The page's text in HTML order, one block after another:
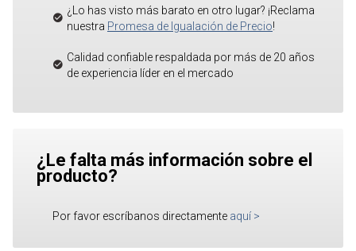
¿Lo has visto más barato en otro lugar? ¡Reclama
nuestra Promesa de Igualación de Precio!
Calidad confiable respaldada por más de 20 años
de experiencia líder en el mercado
¿Le falta más información sobre el
producto?
Por favor escríbanos directamente aquí >